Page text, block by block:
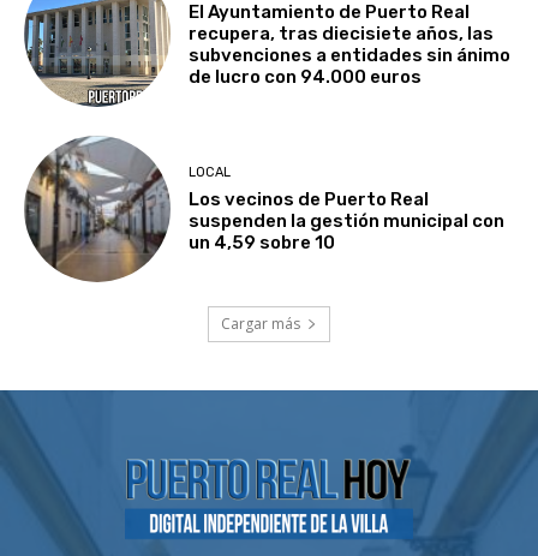
El Ayuntamiento de Puerto Real
recupera, tras diecisiete años, las
subvenciones a entidades sin ánimo
de lucro con 94.000 euros
LOCAL
Los vecinos de Puerto Real
suspenden la gestión municipal con
un 4,59 sobre 10
Cargar más